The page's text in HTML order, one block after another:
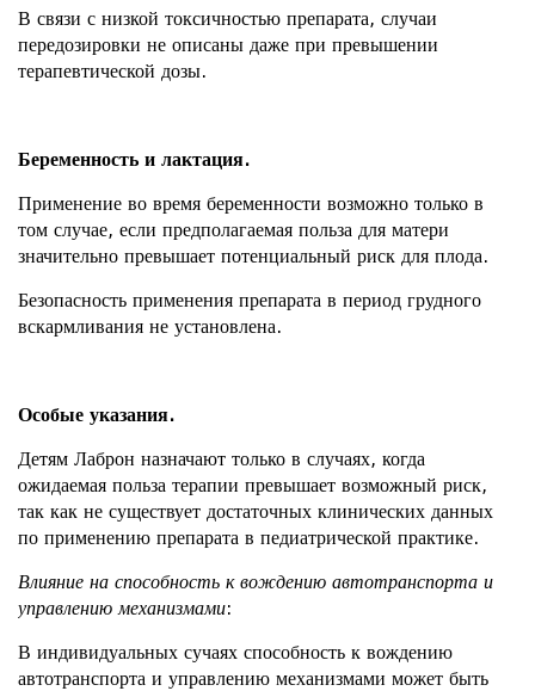
В связи с низкой токсичностью препарата, случаи
передозировки не описаны даже при превышении
терапевтической дозы.
Беременность и лактация.
Применение во время беременности возможно только в
том случае, если предполагаемая польза для матери
значительно превышает потенциальный риск для плода.
Безопасность применения препарата в период грудного
вскармливания не установлена.
Особые указания.
Детям Лаброн назначают только в случаях, когда
ожидаемая польза терапии превышает возможный риск,
так как не существует достаточных клинических данных
по применению препарата в педиатрической практике.
Влияние на способность к вождению автотранспорта и
управлению механизмами:
В индивидуальных сучаях способность к вождению
автотранспорта и управлению механизмами может быть